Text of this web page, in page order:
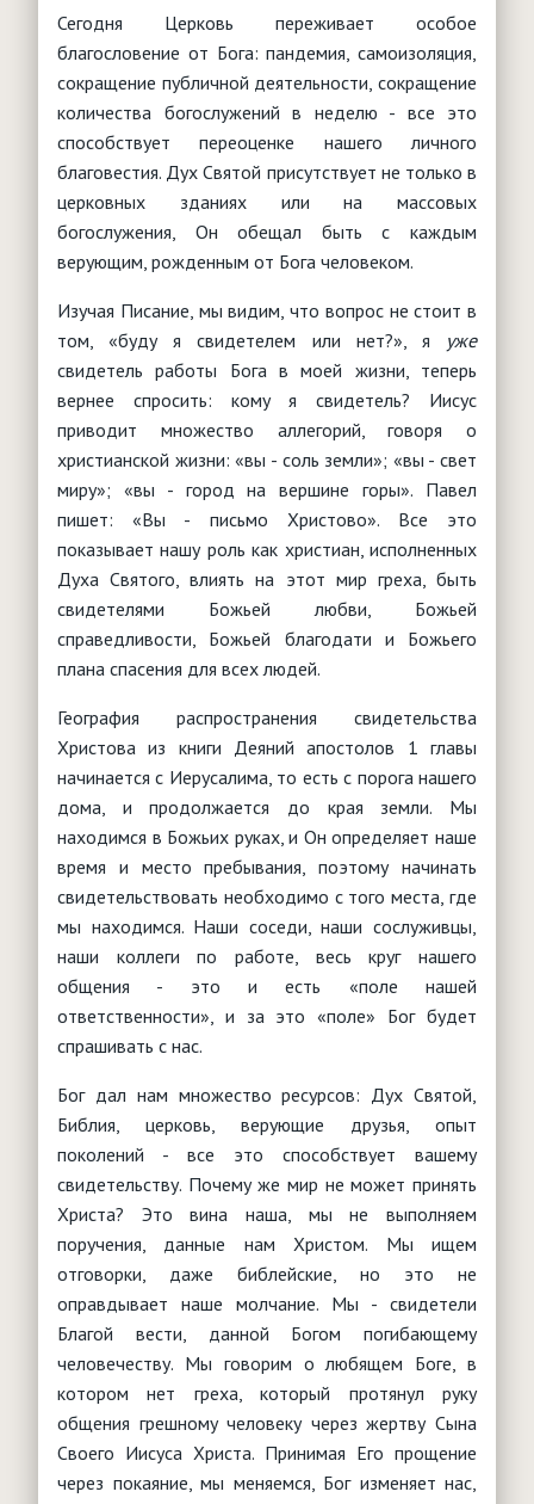
Анонсы мероприятий
Видение и стратегия
Основы служения
Молитвенное служение
Брак и семья
Миссия
Женщина и Библия
Сестра в церкви
Обучение
Душепопечение
РЕСУРСЫ
Детское служение
События, новости, мероприятия
Что такое воскресная школа?
Христианское воспитание
Чем заняться с детьми?
Служение детям с особыми нуждами
Детские клубы, лагеря, площадки
Творчество
Вопросы - ответы
Партнерские организации
Дети в Библии
Помощь учителю
Юридические вопросы
Конституция РФ
Нормативная база
Типовые уставы РО
Паспорт безопасности
Полезные ссылки
Ответы на вопросы (FAQ)
Обработка персональных данных
"Баптист"
"Утренняя звезда"
"Логос"
"Миссионерские вести"
Сегодня Церковь переживает особое
благословение от Бога: пандемия, самоизоляция,
сокращение публичной деятельности, сокращение
количества богослужений в неделю - все это
способствует переоценке нашего личного
благовестия. Дух Святой присутствует не только в
церковных зданиях или на массовых
богослужения, Он обещал быть с каждым
верующим, рожденным от Бога человеком.
Изучая Писание, мы видим, что вопрос не стоит в
том, «буду я свидетелем или нет?», я уже
свидетель работы Бога в моей жизни, теперь
вернее спросить: кому я свидетель? Иисус
приводит множество аллегорий, говоря о
христианской жизни: «вы - соль земли»; «вы - свет
миру»; «вы - город на вершине горы». Павел
пишет: «Вы - письмо Христово». Все это
показывает нашу роль как христиан, исполненных
Духа Святого, влиять на этот мир греха, быть
свидетелями Божьей любви, Божьей
справедливости, Божьей благодати и Божьего
плана спасения для всех людей.
География распространения свидетельства
Христова из книги Деяний апостолов 1 главы
начинается с Иерусалима, то есть с порога нашего
дома, и продолжается до края земли. Мы
находимся в Божьих руках, и Он определяет наше
время и место пребывания, поэтому начинать
свидетельствовать необходимо с того места, где
мы находимся. Наши соседи, наши сослуживцы,
наши коллеги по работе, весь круг нашего
общения - это и есть «поле нашей
ответственности», и за это «поле» Бог будет
спрашивать с нас.
Бог дал нам множество ресурсов: Дух Святой,
Библия, церковь, верующие друзья, опыт
поколений - все это способствует вашему
свидетельству. Почему же мир не может принять
Христа? Это вина наша, мы не выполняем
поручения, данные нам Христом. Мы ищем
отговорки, даже библейские, но это не
оправдывает наше молчание. Мы - свидетели
Благой вести, данной Богом погибающему
человечеству. Мы говорим о любящем Боге, в
котором нет греха, который протянул руку
общения грешному человеку через жертву Сына
Своего Иисуса Христа. Принимая Его прощение
через покаяние, мы меняемся, Бог изменяет нас,